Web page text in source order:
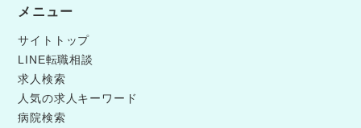
メニュー
サイトトップ
LINE転職相談
求人検索
人気の求人キーワード
病院検索